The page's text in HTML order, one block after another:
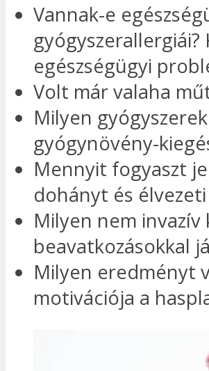
Vannak-e
egészségügyi
Volt már valaha
Milyen
gyógynövény-
Mennyit fogyaszt
dohányt és
Milyen nem invazív
beavatkozásokkal
Milyen eredményt
motivációja a